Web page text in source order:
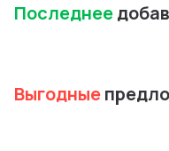
Последнее
Выгодные